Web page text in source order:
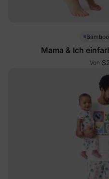
Mama & Ich
Von